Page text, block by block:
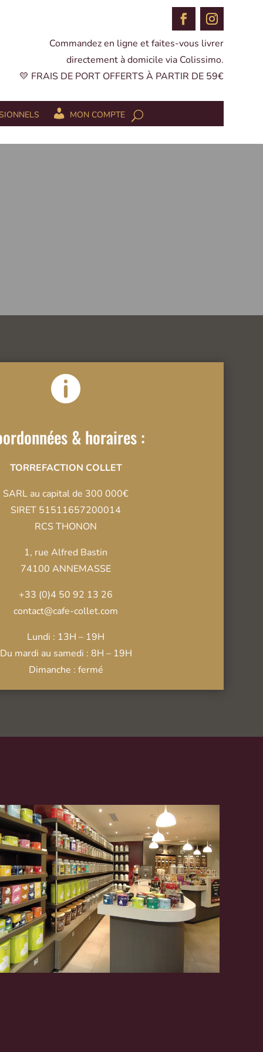
Commandez en ligne et faites-vous livrer
directement à domicile via Colissimo.
💛 FRAIS DE PORT OFFERTS À PARTIR DE 59€
MON COMPTE

& horaires :
TORREFACTION COLLET
SARL au capital de 300 000€
SIRET 51511657200014
RCS THONON
1, rue Alfred Bastin
74100 ANNEMASSE
+33 (0)4 50 92 13 26
contact@cafe-collet.com
Lundi : 13H – 19H
Du mardi au samedi : 8H – 19H
Dimanche : fermé